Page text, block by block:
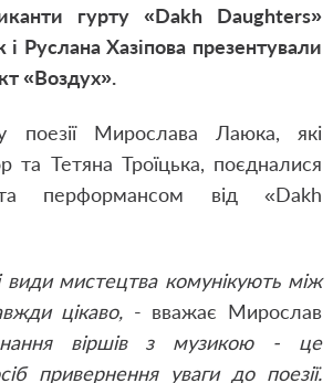
гурту «Dakh Daughters»
Руслана Хазіпова презентували
«Воздух».
поезії Мирослава Лаюка, які
та Тетяна Троїцька, поєдналися
перформансом від «Dakh
види мистецтва комунікують між
цікаво, - вважає Мирослав
віршів з музикою - це
привернення уваги до поезії.